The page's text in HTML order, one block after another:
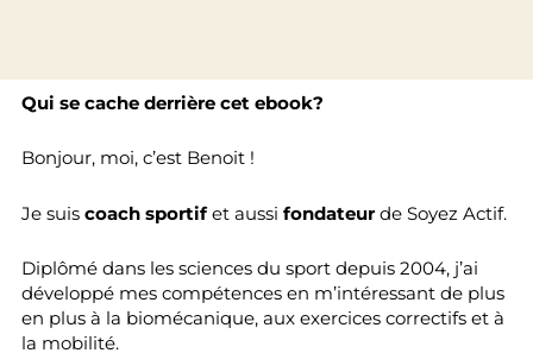
Qui se cache derrière cet ebook?
Bonjour, moi, c’est Benoit !
Je suis coach sportifet aussi fondateurde Soyez Actif.
Diplômé dans les sciences du sport depuis 2004, j’ai
développé mes compétences en m’intéressant de plus
en plus à la biomécanique, aux exercices correctifs et à
la mobilité.